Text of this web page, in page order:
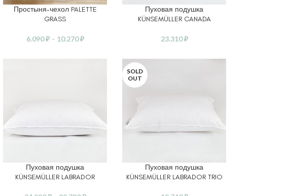
ВЫБЕРИТЕ ПАРАМЕТРЫ
Простыня-чехол PALETTE
GRASS
6.090₽ – 10.270₽
ЧИТАТЬ ДАЛЕЕ
Пуховая подушка
KÜNSEMÜLLER CANADA
23.310₽
ВЫБЕРИТЕ ПАРАМЕТРЫ
Пуховая подушка
KÜNSEMÜLLER LABRADOR
SOLD
OUT
ЧИТАТЬ ДАЛЕЕ
Пуховая подушка
KÜNSEMÜLLER LABRADOR TRIO